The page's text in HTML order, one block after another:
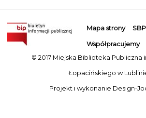
Mapa strony SBP
Współpracujemy
© 2017 Miejska Biblioteka Publiczna
Łopacińskiego w
Projekt i wykonanie Design-